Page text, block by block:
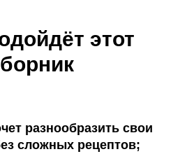
этот
разнообразить свои
сложных рецептов;